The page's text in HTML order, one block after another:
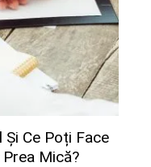
Și Ce Poți Face
Mică?